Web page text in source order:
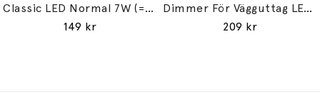
Classic LED Normal 7W (=60W) E27
149 kr
Dimmer För Vägguttag LED 3-24W Glödljus 30-200W
209 kr